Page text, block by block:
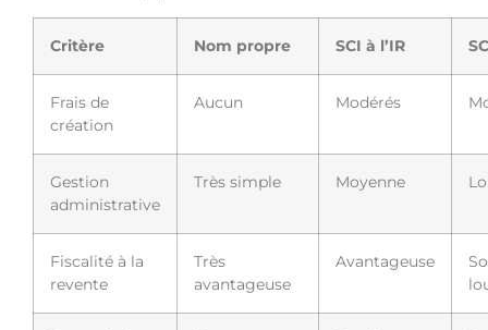
Critère Nom propre SCI à l’IR
Frais de
création
Aucun Modérés
Gestion
administrative
Très simple Moyenne
Fiscalité à la
revente
Très
avantageuse
Avantageuse